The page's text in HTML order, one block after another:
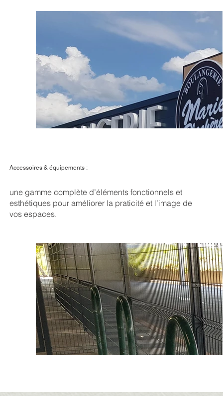
Accessoires & équipements :
une gamme complète d’éléments fonctionnels et
esthétiques pour améliorer la praticité et l’image de
vos espaces.